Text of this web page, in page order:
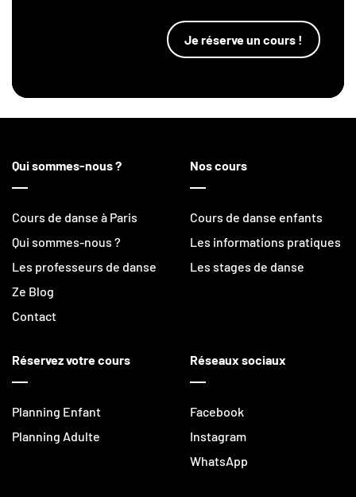
Je réserve un cours !
Qui sommes-nous ?
Cours de danse à Paris
Qui sommes-nous ?
Les professeurs de danse
Ze Blog
Contact
Nos cours
Cours de danse enfants
Les informations pratiques
Les stages de danse
Réservez votre cours
Planning Enfant
Planning Adulte
Réseaux sociaux
Facebook
Instagram
WhatsApp